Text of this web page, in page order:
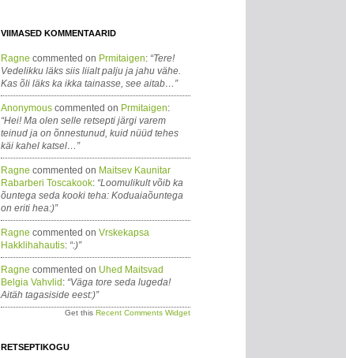
VIIMASED KOMMENTAARID
Ragne commented on Prmitaigen: “Tere!
Vedelikku läks siis liialt palju ja jahu vähe.
Kas õli läks ka ikka tainasse, see aitab…”
Anonymous commented on Prmitaigen:
“Hei! Ma olen selle retsepti järgi varem
teinud ja on õnnestunud, kuid nüüd tehes
käi kahel katsel…”
Ragne commented on Maitsev Kaunitar
Rabarberi Toscakook: “Loomulikult võib ka
õuntega seda kooki teha: Koduaiaõuntega
on eriti hea:)”
Ragne commented on Vrskekapsa
Hakklihahautis: “:)”
Ragne commented on Uhed Maitsvad
Belgia Vahvlid : “Väga tore seda lugeda!
Aitäh tagasiside eest:)”
Get this Recent Comments Widget
RETSEPTIKOGU